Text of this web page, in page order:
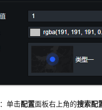
：单击配置面板右上角的搜索配